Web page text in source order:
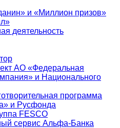
и «Миллион призов»
деятельность
АО «Федеральная
и Национального
программа
и Русфонда
FESCO
сервис Альфа-Банка